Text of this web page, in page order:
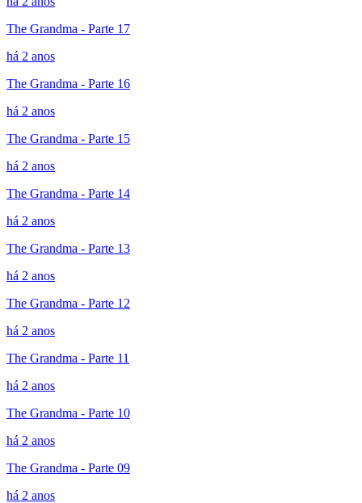
The Grandma - Parte 17
há 2 anos
The Grandma - Parte 16
há 2 anos
The Grandma - Parte 15
há 2 anos
The Grandma - Parte 14
há 2 anos
The Grandma - Parte 13
há 2 anos
The Grandma - Parte 12
há 2 anos
The Grandma - Parte 11
há 2 anos
The Grandma - Parte 10
há 2 anos
The Grandma - Parte 09
há 2 anos